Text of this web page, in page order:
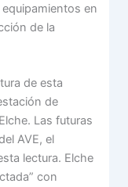
en
de la
de esta
de
Las futuras
AVE, el
lectura. Elche
con